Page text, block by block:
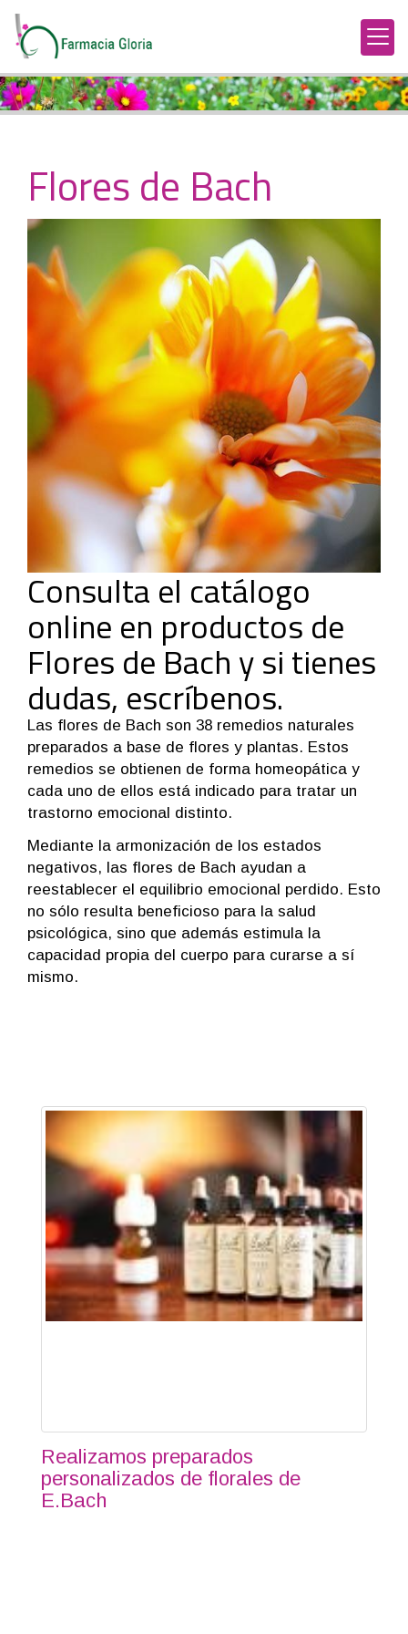
Flores de Bach
Consulta el catálogo
online en productos de
Flores de Bach y si tienes
dudas, escríbenos.
Las flores de Bach son 38 remedios naturales
preparados a base de flores y plantas. Estos
remedios se obtienen de forma homeopática y
cada uno de ellos está indicado para tratar un
trastorno emocional distinto.
Mediante la armonización de los estados
negativos, las flores de Bach ayudan a
reestablecer el equilibrio emocional perdido. Esto
no sólo resulta beneficioso para la salud
psicológica, sino que además estimula la
capacidad propia del cuerpo para curarse a sí
mismo.
Realizamos preparados
personalizados de florales de
E.Bach